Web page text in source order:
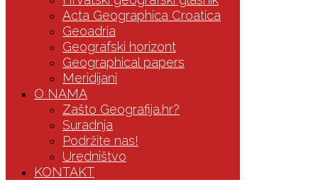
Acta Geographica Croatica
Geoadria
Geografski horizont
Geographical papers
Meridijani
O NAMA
Zašto Geografija.hr?
Suradnja
Podržite nas!
Uredništvo
KONTAKT